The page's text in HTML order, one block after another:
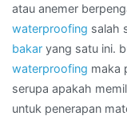
atau anemer
waterproofing salah
bakar yang satu ini.
waterproofing maka
serupa apakah
untuk penerapan